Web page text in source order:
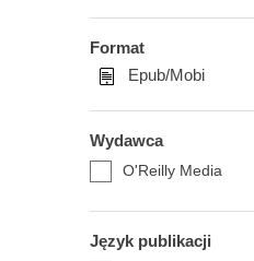
Format
Epub/Mobi
Wydawca
O'Reilly Media
Język publikacji